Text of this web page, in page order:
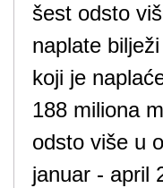
šest odsto
naplate
koji je
188 miliona
odsto više u
januar - april